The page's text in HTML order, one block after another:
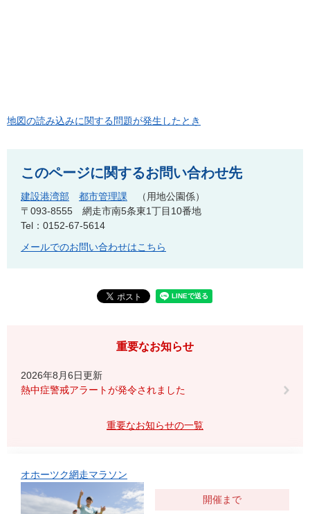
地図の読み込みに関する問題が発生したとき
このページに関するお問い合わせ先
建設港湾部 都市管理課
用地公園係
〒093-8555
網走市南5条東1丁目10番地
Tel：0152-67-5614
メールでのお問い合わせはこちら
重要なお知らせ
2026年8月6日更新
熱中症警戒アラートが発令されました
重要なお知らせの一覧
オホーツク網走マラソン